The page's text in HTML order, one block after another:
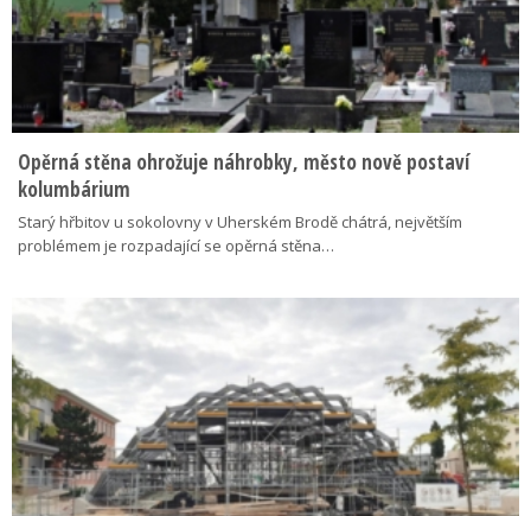
Opěrná stěna ohrožuje náhrobky, město nově postaví
kolumbárium
Starý hřbitov u sokolovny v Uherském Brodě chátrá, největším
problémem je rozpadající se opěrná stěna…